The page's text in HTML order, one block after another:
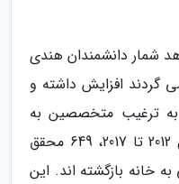
شمار دانشمندان هندی
گردند افزایش داشته و
به ترغیب متخصصین به
بازگشت ادامه خواهد داد. از سال 2012 تا 2017، 649 محقق
خانه بازگشته اند. این